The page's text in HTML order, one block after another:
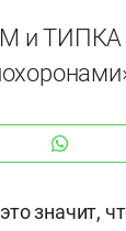
и
значит,